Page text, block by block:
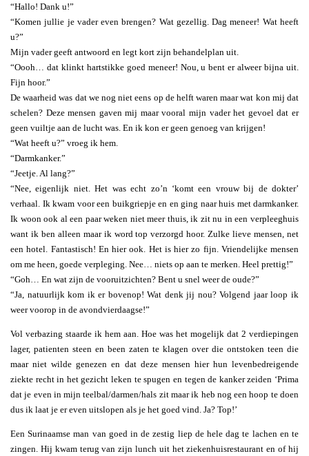
“Hallo! Dank u!”
“Komen jullie je vader even brengen? Wat gezellig. Dag meneer! Wat heeft
u?”
Mijn vader geeft antwoord en legt kort zijn behandelplan uit.
“Oooh… dat klinkt hartstikke goed meneer! Nou, u bent er alweer bijna uit.
Fijn hoor.”
De waarheid was dat we nog niet eens op de helft waren maar wat kon mij dat
schelen? Deze mensen gaven mij maar vooral mijn vader het gevoel dat er
geen vuiltje aan de lucht was. En ik kon er geen genoeg van krijgen!
“Wat heeft u?” vroeg ik hem.
“Darmkanker.”
“Jeetje. Al lang?”
“Nee, eigenlijk niet. Het was echt zo’n ‘komt een vrouw bij de dokter’
verhaal. Ik kwam voor een buikgriepje en en ging naar huis met darmkanker.
Ik woon ook al een paar weken niet meer thuis, ik zit nu in een verpleeghuis
want ik ben alleen maar ik word top verzorgd hoor. Zulke lieve mensen, net
een hotel. Fantastisch! En hier ook. Het is hier zo fijn. Vriendelijke mensen
om me heen, goede verpleging. Nee… niets op aan te merken. Heel prettig!”
“Goh… En wat zijn de vooruitzichten? Bent u snel weer de oude?”
“Ja, natuurlijk kom ik er bovenop! Wat denk jij nou? Volgend jaar loop ik
weer voorop in de avondvierdaagse!”
Vol verbazing staarde ik hem aan. Hoe was het mogelijk dat 2 verdiepingen
lager, patienten steen en been zaten te klagen over die ontstoken teen die
maar niet wilde genezen en dat deze mensen hier hun levenbedreigende
ziekte recht in het gezicht leken te spugen en tegen de kanker zeiden ‘Prima
dat je even in mijn teelbal/darmen/hals zit maar ik heb nog een hoop te doen
dus ik laat je er even uitslopen als je het goed vind. Ja? Top!’
Een Surinaamse man van goed in de zestig liep de hele dag te lachen en te
zingen. Hij kwam terug van zijn lunch uit het ziekenhuisrestaurant en of hij